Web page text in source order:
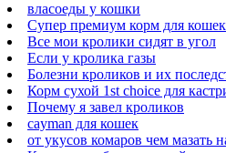
власоеды у кошки
Супер премиум корм для
Все мои кролики сидят в угол
Если у кролика газы
Болезни кроликов и их
Корм сухой 1st choice для
Почему я завел кроликов
cayman для кошек
от укусов комаров чем мазать